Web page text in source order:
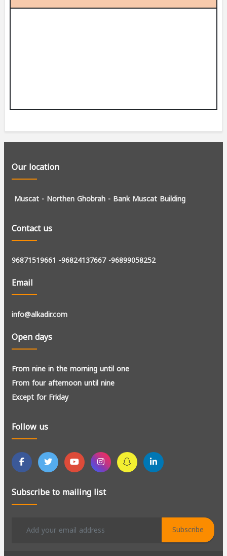
Our location
Muscat - Northen Ghobrah - Bank Muscat Building
Contact us
96871519661 -96824137667 -96899058252
Email
info@alkadir.com
Open days
From nine in the morning until one
From four afternoon until nine
Except for Friday
Follow us
Subscribe to mailing list
Subscribe